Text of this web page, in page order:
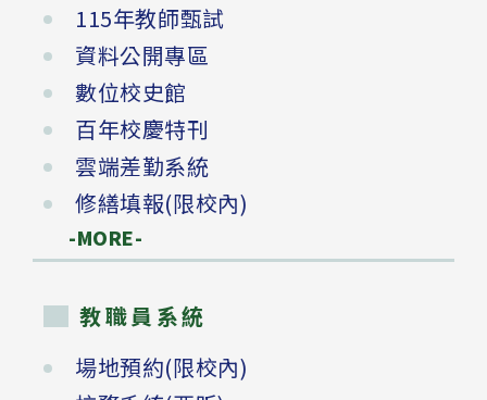
115年教師甄試
資料公開專區
數位校史館
百年校慶特刊
雲端差勤系統
修繕填報(限校內)
-MORE-
教職員系統
場地預約(限校內)